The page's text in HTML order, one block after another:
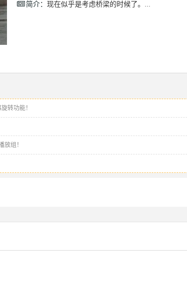
简介： 现在似乎是考虑桥梁的时候了。...
转功能！
放组！